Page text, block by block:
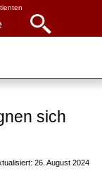
sich
26. August 2024